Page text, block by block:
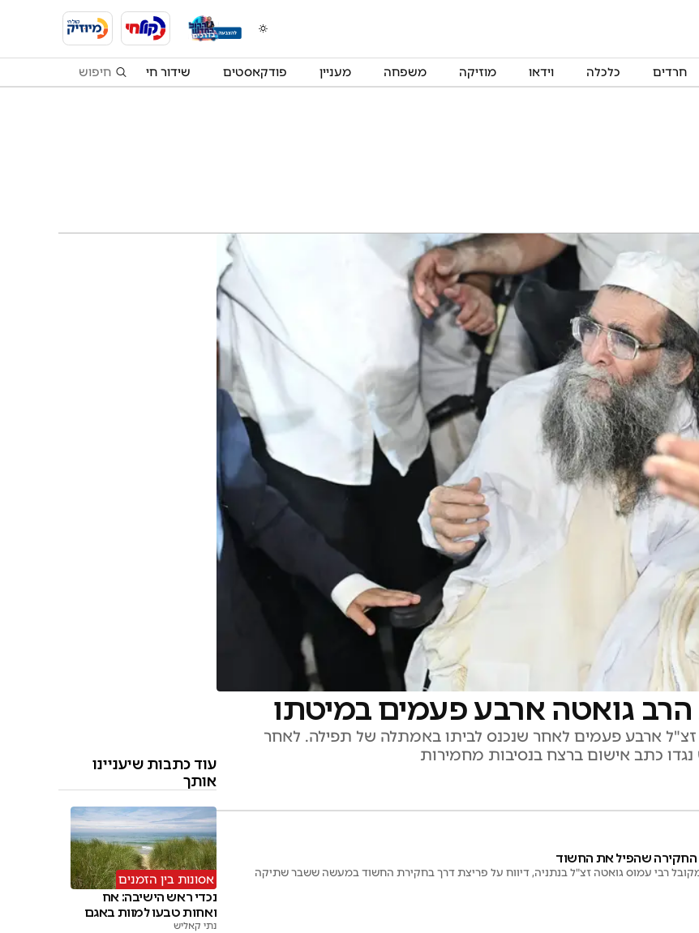
חרדים כלכלה וידאו מוזיקה משפחה מעניין פודקאסטים שידור חי
גואטה ארבע פעמים במיטתו
גואטה זצ"ל ארבע פעמים לאחר שנכנס לביתו באמתלה של תפילה. לאחר
כתב אישום ברצח בנסיבות מחמירות
החקירה שהפיל את החשוד
רבי עמוס גואטה זצ"ל בנתניה, דיווח על פריצת דרך בחקירת החשוד במעשה ששבר שתיקה
עוד כתבות שיעניינו
אותך
אסונות בין הזמנים
נכדי ראש הישיבה: אח
ואחות טבעו למוות באגם
נתי קאליש